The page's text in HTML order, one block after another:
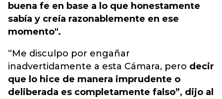
buena fe en base a lo que honestamente
sabía y creía razonablemente en ese
momento".
“Me disculpo por engañar
inadvertidamente a esta Cámara, pero decir
que lo hice de manera imprudente o
deliberada es completamente falso”, dijo al